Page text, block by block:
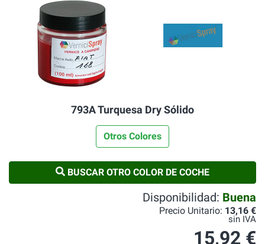
793A Turquesa Dry Sólido
Otros Colores
BUSCAR OTRO COLOR DE COCHE
Disponibilidad: Buena
Precio Unitario: 13,16 €
sin IVA
15,92 €